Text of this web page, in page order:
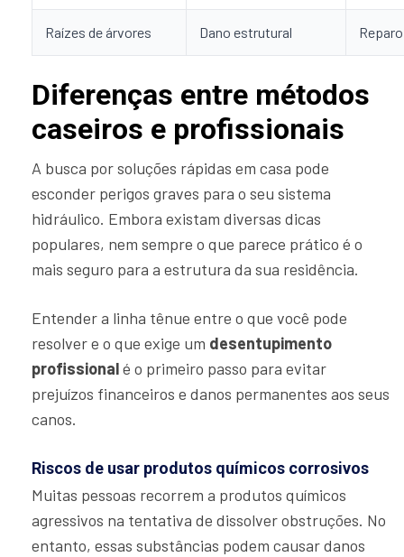
Raízes de árvores Dano estrutural
Diferenças entre métodos
caseiros e profissionais
A busca por soluções rápidas em casa pode
esconder perigos graves para o seu sistema
hidráulico. Embora existam diversas dicas
populares, nem sempre o que parece prático é o
mais seguro para a estrutura da sua residência.
Entender a linha tênue entre o que você pode
resolver e o que exige um desentupimento
profissionalé o primeiro passo para evitar
prejuízos financeiros e danos permanentes aos seus
canos.
Riscos de usar produtos químicos corrosivos
Muitas pessoas recorrem a produtos químicos
agressivos na tentativa de dissolver obstruções. No
entanto, essas substâncias podem causar danos